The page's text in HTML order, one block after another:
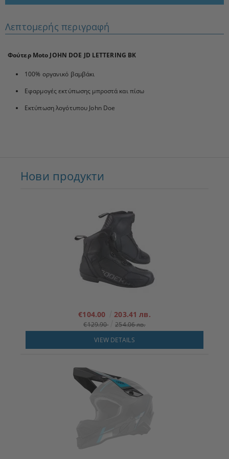
Λεπτομερής περιγραφή
Φούτερ Moto JOHN DOE JD LETTERING BK
100% οργανικό βαμβάκι
Εφαρμογές εκτύπωσης μπροστά και πίσω
Εκτύπωση λογότυπου John Doe
Нови продукти
€104.00 203.41 лв.
€129.90
254.06 лв.
VIEW DETAILS